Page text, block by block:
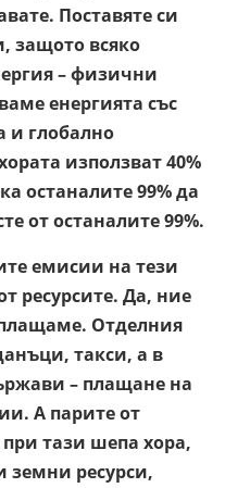
Поставяте си
защото всяко
– физични
енергията със
и глобално
използват 40%
останалите 99% да
от останалите 99%.
емисии на тези
ресурсите. Да, ние
Отделния
такси, а в
– плащане на
А парите от
тази шепа хора,
земни ресурси,